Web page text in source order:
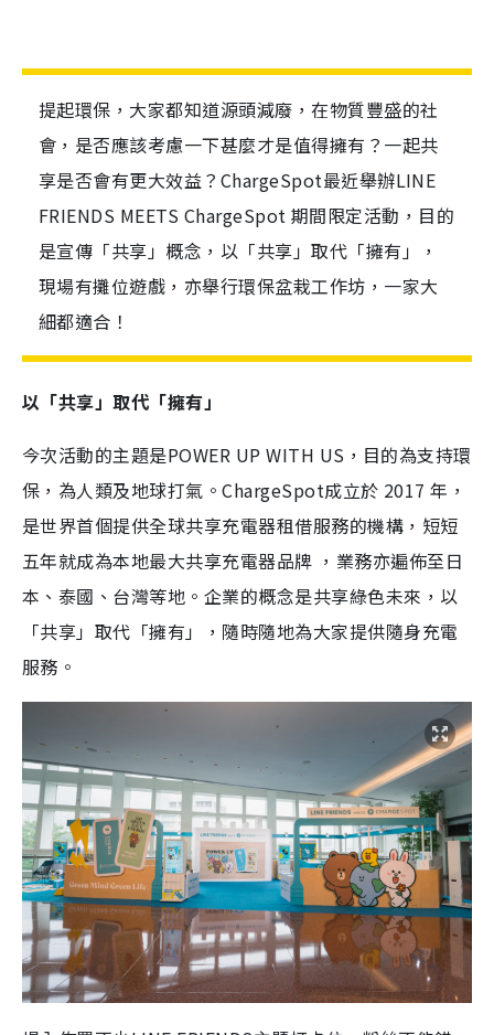
提起環保，大家都知道源頭減廢，在物質豐盛的社
會，是否應該考慮一下甚麼才是值得擁有？一起共
享是否會有更大效益？ChargeSpot最近舉辦LINE
FRIENDS MEETS ChargeSpot 期間限定活動，目的
是宣傳「共享」概念，以「共享」取代「擁有」，
現場有攤位遊戲，亦舉行環保盆栽工作坊，一家大
細都適合！
以「共享」取代「擁有」
今次活動的主題是POWER UP WITH US，目的為支持環
保，為人類及地球打氣。ChargeSpot成立於 2017 年，
是世界首個提供全球共享充電器租借服務的機構，短短
五年就成為本地最大共享充電器品牌 ，業務亦遍佈至日
本、泰國、台灣等地。企業的概念是共享綠色未來，以
「共享」取代「擁有」，隨時隨地為大家提供隨身充電
服務。